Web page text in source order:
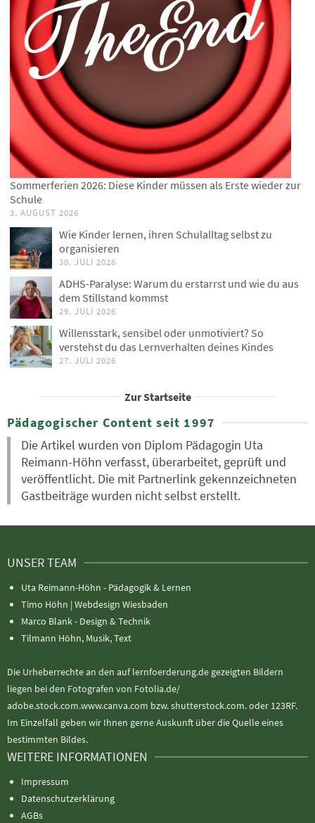
Sommerferien 2026: Diese Kinder müssen als Erste wieder zur
Schule
3. AUGUST 2026
Wie Kinder lernen, ihren Schulalltag selbst zu
organisieren
30. JULI 2026
ADHS-Paralyse: Warum du erstarrst und wie du aus
dem Stillstand kommst
29. JULI 2026
Willensstark, sensibel oder unmotiviert? So
verstehst du das Lernverhalten deines Kindes
27. JULI 2026
Zur Startseite
Pädagogischer Content seit 1997
Die Artikel wurden von Diplom Pädagogin Uta
Reimann-Höhn verfasst, überarbeitet, geprüft und
veröffentlicht. Die mit Partnerlink gekennzeichneten
Gastbeiträge wurden nicht selbst erstellt.
UNSER TEAM
Uta Reimann-Höhn - Pädagogik & Lernen
Timo Höhn | Webdesign Wiesbaden
Marco Blank - Design & Technik
Tilmann Höhn, Musik, Text
Die Urheberrechte an den auf lernfoerderung.de gezeigten Bildern
liegen bei den Fotografen von Fotolia.de/
adobe.stock.com.www.canva.com bzw. shutterstock.com. oder 123RF.
Im Einzelfall geben wir Ihnen gerne Auskunft über die Quelle eines
bestimmten Bildes.
WEITERE INFORMATIONEN
Impressum
Datenschutzerklärung
AGBs